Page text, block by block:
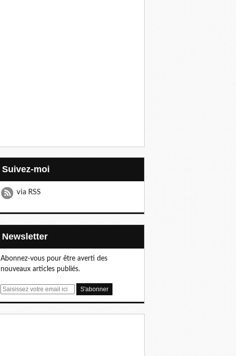
Suivez-moi
via RSS
Newsletter
Abonnez-vous pour être averti des
nouveaux articles publiés.
E